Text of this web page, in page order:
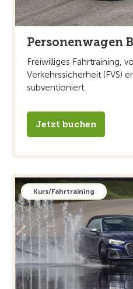
Personenwagen
Freiwilliges Fahrtraining,
Verkehrssicherheit (FVS)
subventioniert.
Jetzt buchen
Kurs/Fahrtraining